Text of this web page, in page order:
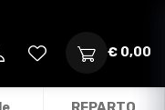
€ 0,00